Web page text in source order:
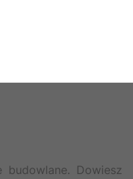
budowlane. Dowiesz